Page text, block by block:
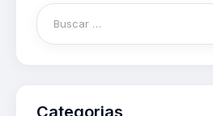
Categorias